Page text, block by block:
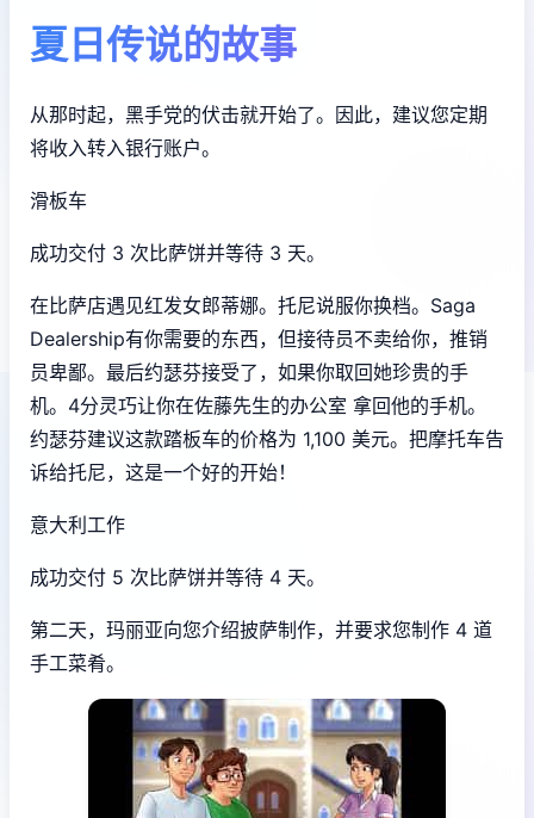
夏日传说的故事
从那时起，黑手党的伏击就开始了。因此，建议您定期
将收入转入银行账户。
滑板车
成功交付 3 次比萨饼并等待 3 天。
在比萨店遇见红发女郎蒂娜。托尼说服你换档。Saga
Dealership有你需要的东西，但接待员不卖给你，推销
员卑鄙。最后约瑟芬接受了，如果你取回她珍贵的手
机。4分灵巧让你在佐藤先生的办公室 拿回他的手机。
约瑟芬建议这款踏板车的价格为 1,100 美元。把摩托车告
诉给托尼，这是一个好的开始！
意大利工作
成功交付 5 次比萨饼并等待 4 天。
第二天，玛丽亚向您介绍披萨制作，并要求您制作 4 道
手工菜肴。